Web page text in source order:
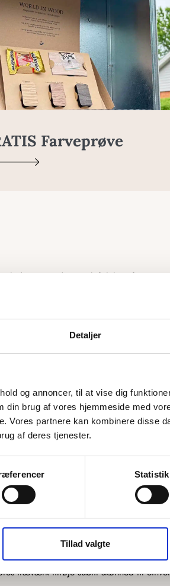
Detaljer
og annoncer, til at vise dig
din brug af vores hjemmeside med
Vores partnere kan kombinere disse
af deres tjenester.
Statistik
Tillad valgte
Farveprøve
design med en unik følelse af
varianter, herunder Danmarks
i Træ
er smukke tilføjelser til enhver
til at repræsentere dit yndlingsland
Unikke
vores skræddersyede kort, der kan
og meningsfuld med vores
Udforsk vores interaktive
din vægdekoration.
Design
er designet og fremstillet i
træværk tilføje subtil skønhed til